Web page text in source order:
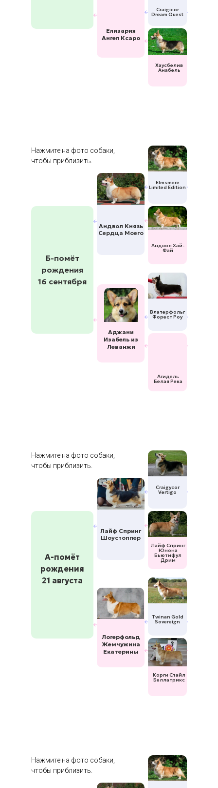
Елизария
Ангел Ксаро
Хаусбелив
Анабель
Craigicor
Dream Quest
Андвол Князь
Сердца Моего
Аджани
Изабель из
Леванжи
Агидель
Белая Река
Влатерфольг
Форест Роу
Андвол Хай-
Фай
Elmsmere
Limited Edition
Б-помёт
рождения
16 сентября
Нажмите на фото собаки,
чтобы приблизить.
Лайф Спринг
Шоустоппер
Логерфольд
Жемчужина
Екатерины
Корги Стайл
Беллатрикс
Twinan Gold
Sovereign
Лайф Спринг
Юнона
Бьютифул
Дрим
Craigycor
Vertigo
А-помёт
рождения
21 августа
Нажмите на фото собаки,
чтобы приблизить.
Нажмите на фото собаки,
чтобы приблизить.